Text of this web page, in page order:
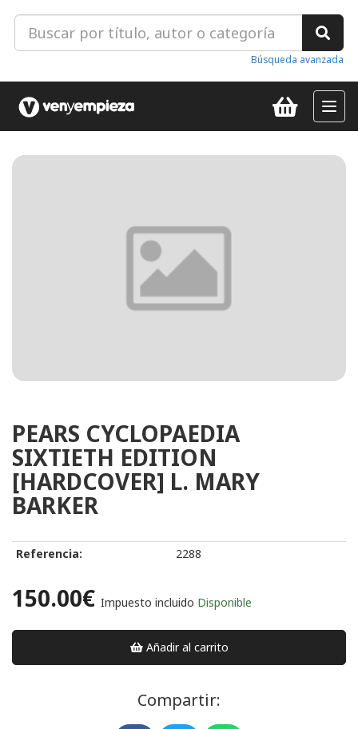
Búsqueda avanzada
PEARS CYCLOPAEDIA
SIXTIETH EDITION
[HARDCOVER] L. MARY
BARKER
Referencia: 2288
150.00€ Impuesto incluido Disponible
Añadir al carrito
Compartir: